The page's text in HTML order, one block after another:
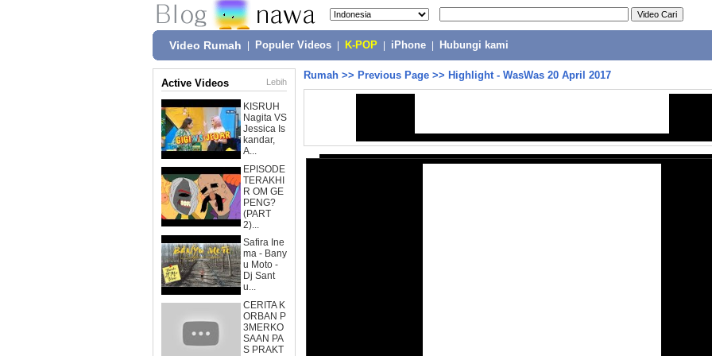
Video Rumah Populer Videos K-POP iPhone Hubungi kami
Active Videos Lebih
KISRUH
Nagita VS
Jessica Is
kandar,
A...
EPISODE
TERAKHI
R OM GE
PENG?
(PART
2)...
Safira Ine
ma - Bany
u Moto -
Dj Sant
u...
CERITA K
ORBAN P
3MERKO
SAAN PA
S PRAKT
Rumah >> Previous Page >> Highlight - WasWas 20 April 2017